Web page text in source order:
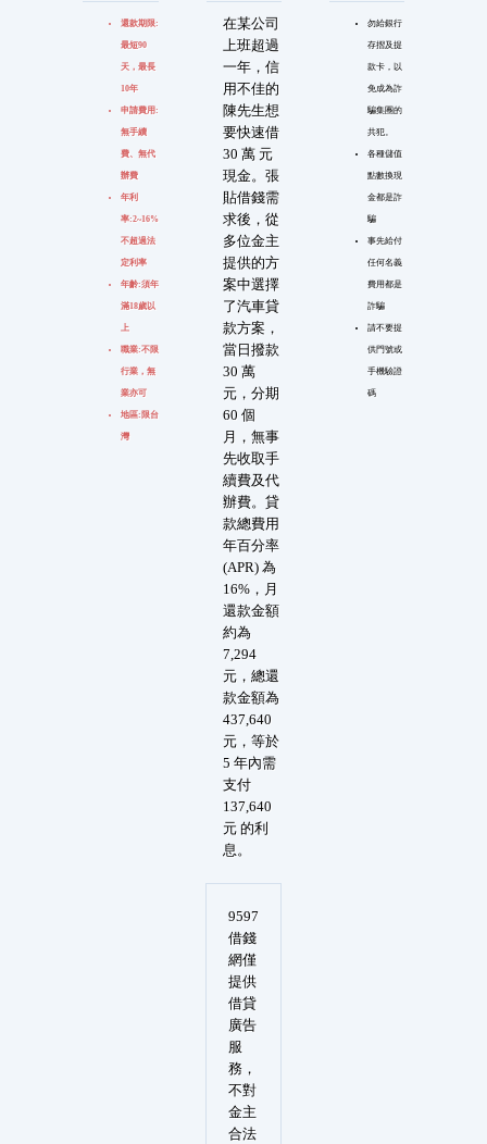
還款期限:
最短90
天，最長
10年
申請費用:
無手續
費、無代
辦費
年利
率:2~16%
不超過法
定利率
年齡:須年
滿18歲以
上
職業:不限
行業，無
業亦可
地區:限台
灣
在某公司
上班超過
一年，信
用不佳的
陳先生想
要快速借
30 萬 元
現金。張
貼借錢需
求後，從
多位金主
提供的方
案中選擇
了汽車貸
款方案，
當日撥款
30 萬
元，分期
60 個
月，無事
先收取手
續費及代
辦費。貸
款總費用
年百分率
(APR) 為
16%，月
還款金額
約為
7,294
元，總還
款金額為
437,640
元，等於
5 年內需
支付
137,640
元 的利
息。
勿給銀行
存摺及提
款卡，以
免成為詐
騙集團的
共犯。
各種儲值
點數換現
金都是詐
騙
事先給付
任何名義
費用都是
詐騙
請不要提
供門號或
手機驗證
碼
9597
借錢
網僅
提供
借貸
廣告
服
務，
不對
金主
合法